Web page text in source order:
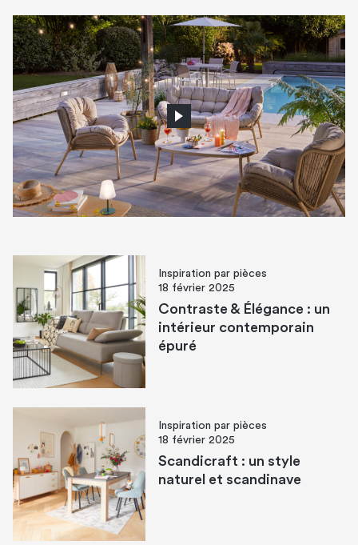
Inspiration par pièces
18 février 2025
Contraste & Élégance : un
intérieur contemporain
épuré
Inspiration par pièces
18 février 2025
Scandicraft : un style
naturel et scandinave​